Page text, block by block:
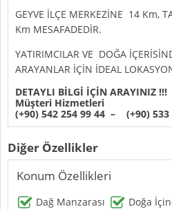
GEYVE İLÇE MERKEZİNE 14 Km,
Km MESAFADEDİR.
YATIRIMCILAR VE DOĞA
ARAYANLAR İÇİN İDEAL
DETAYLI BİLGİ İÇİN ARAYINIZ !!!
Müşteri Hizmetleri
(+90) 542 254 99 44 – (+90) 533
Diğer Özellikler
Konum Özellikleri
Dağ Manzarası Doğa